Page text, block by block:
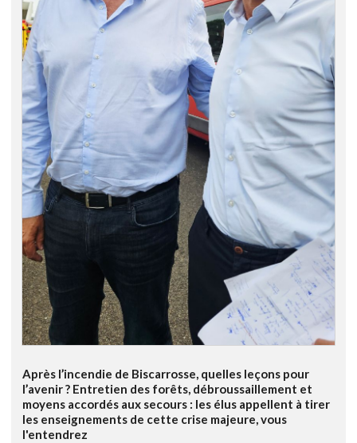
Après l’incendie de Biscarrosse, quelles leçons pour
l’avenir ? Entretien des forêts, débroussaillement et
moyens accordés aux secours : les élus appellent à tirer
les enseignements de cette crise majeure, vous
l'entendrez